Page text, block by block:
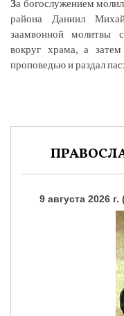
За богослужением
района Даниил
заамвонной молитвы
вокруг храма, а
проповедью и раздал
9 августа 2026